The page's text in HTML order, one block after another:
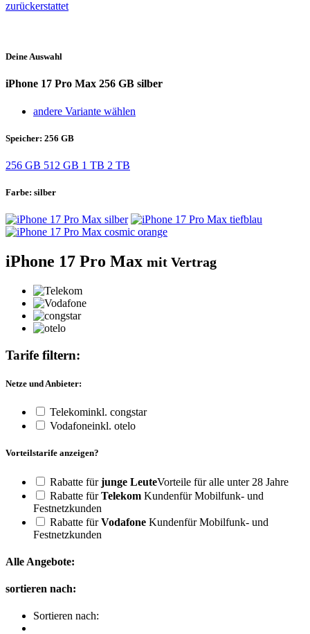
zurückerstattet
Deine Auswahl
iPhone 17 Pro Max 256 GB silber
andere Variante wählen
Speicher: 256 GB
256 GB 512 GB 1 TB 2 TB
Farbe: silber
iPhone 17 Pro Max mit Vertrag
Tarife filtern:
Netze und Anbieter:
Telekominkl. congstar
Vodafoneinkl. otelo
Vorteilstarife anzeigen?
Rabatte fürjunge LeuteVorteile für alle unter 28 Jahre
Rabatte fürTelekom Kundenfür Mobilfunk- und
Festnetzkunden
Rabatte fürVodafone Kundenfür Mobilfunk- und
Festnetzkunden
Alle Angebote:
sortieren nach:
Sortieren nach: